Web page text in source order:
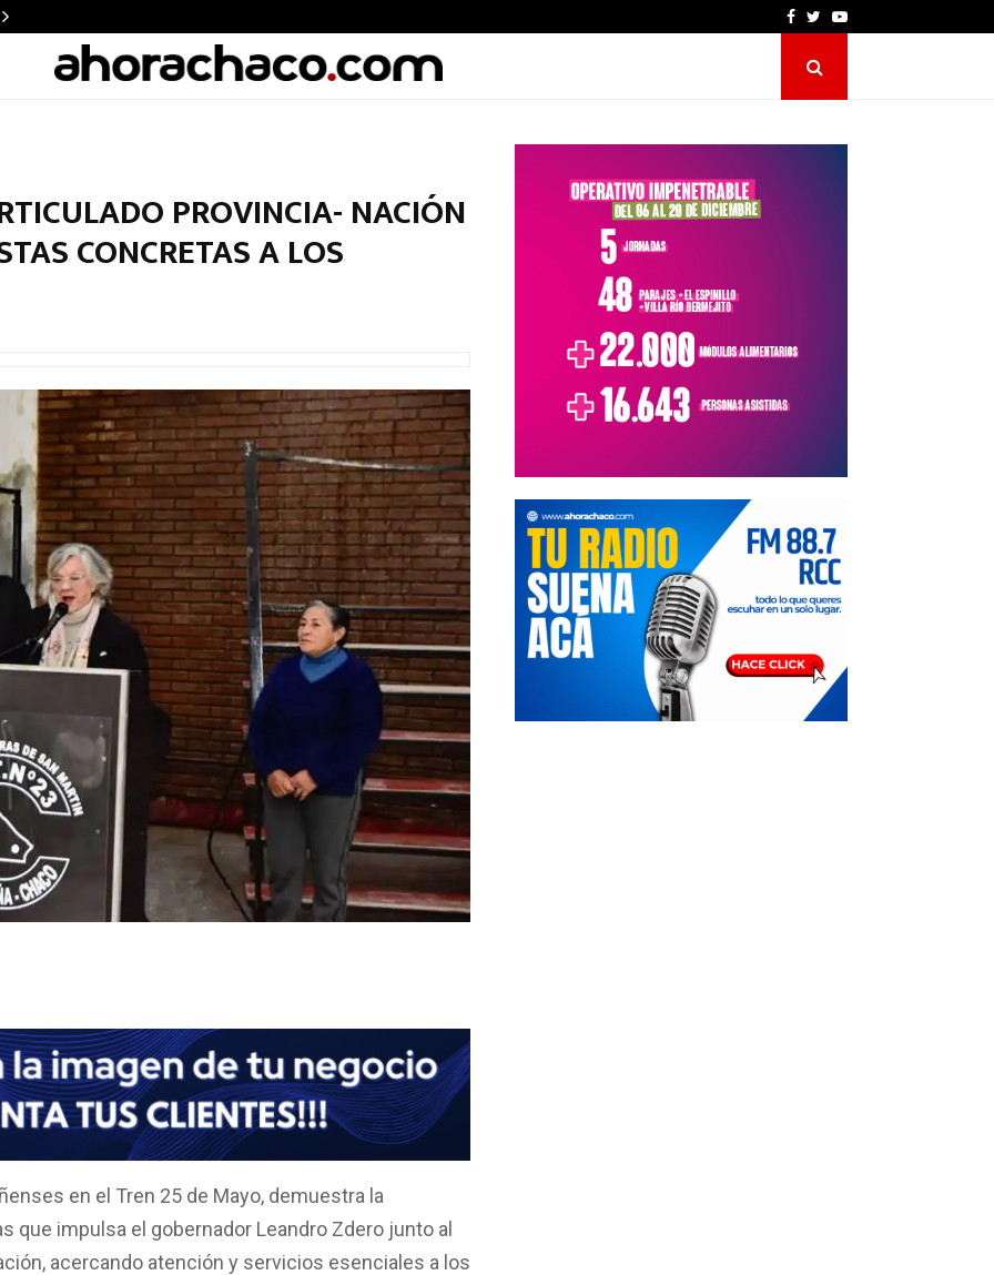
Facebook
TwitterYoutube
PROVINCIA- NACIÓN
CONCRETAS A LOS
en el Tren 25 de Mayo, demuestra la
que impulsa el gobernador Leandro Zdero junto al
acercando atención y servicios esenciales a los